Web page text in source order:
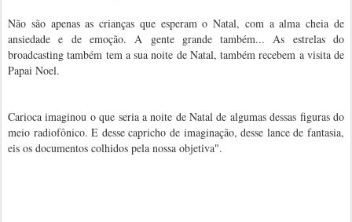
Não são apenas as crianças que esperam o Natal, com a alma cheia de
ansiedade e de emoção. A gente grande também... As estrelas do
broadcasting também tem a sua noite de Natal, também recebem a visita de
Papai Noel.
Carioca imaginou o que seria a noite de Natal de algumas dessas figuras do
meio radiofônico. E desse capricho de imaginação, desse lance de fantasia,
eis os documentos colhidos pela nossa objetiva".